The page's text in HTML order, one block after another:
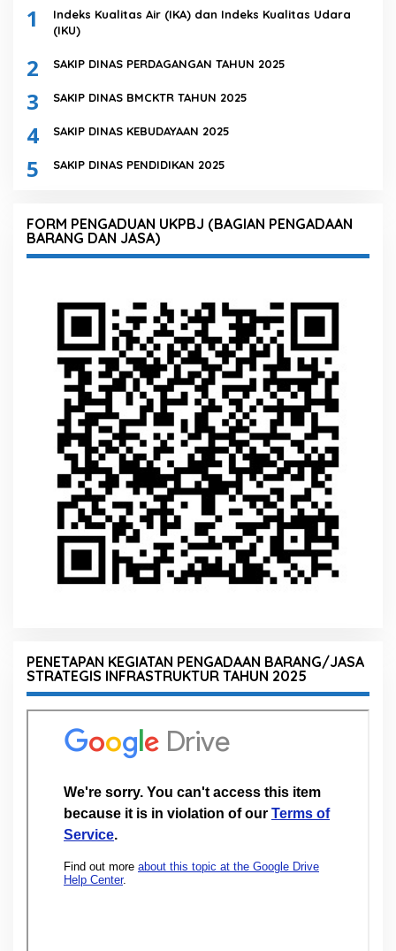
1
Indeks Kualitas Air (IKA) dan Indeks Kualitas Udara
(IKU)
2 SAKIP DINAS PERDAGANGAN TAHUN 2025
3 SAKIP DINAS BMCKTR TAHUN 2025
4 SAKIP DINAS KEBUDAYAAN 2025
5 SAKIP DINAS PENDIDIKAN 2025
FORM PENGADUAN UKPBJ (BAGIAN PENGADAAN
BARANG DAN JASA)
PENETAPAN KEGIATAN PENGADAAN BARANG/JASA
STRATEGIS INFRASTRUKTUR TAHUN 2025